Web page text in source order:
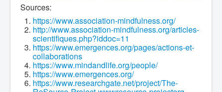
Sources:
https://www.association-mindfulness.org/
http://www.association-mindfulness.org/articles-
scientifiques.php?iddoc=11
https://www.emergences.org/pages/actions-et-
collaborations
https://www.mindandlife.org/people/
https://www.emergences.org/
https://www.researchgate.net/project/The-